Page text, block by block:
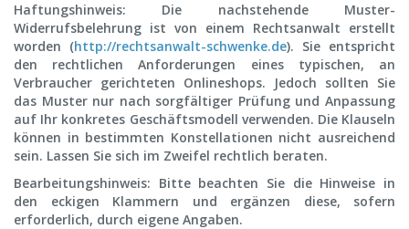
Haftungshinweis: Die nachstehende Muster-
Widerrufsbelehrung ist von einem Rechtsanwalt erstellt
worden (http://rechtsanwalt-schwenke.de). Sie entspricht
den rechtlichen Anforderungen eines typischen, an
Verbraucher gerichteten Onlineshops. Jedoch sollten Sie
das Muster nur nach sorgfältiger Prüfung und Anpassung
auf Ihr konkretes Geschäftsmodell verwenden. Die Klauseln
können in bestimmten Konstellationen nicht ausreichend
sein. Lassen Sie sich im Zweifel rechtlich beraten.
Bearbeitungshinweis: Bitte beachten Sie die Hinweise in
den eckigen Klammern und ergänzen diese, sofern
erforderlich, durch eigene Angaben.